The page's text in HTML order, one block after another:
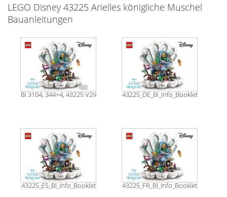
LEGO Disney 43225 Arielles königliche Muschel
Bauanleitungen
BI 3104, 344+4, 43225 V29 43225_DE_BI_Info_Booklet
43225_ES_BI_Info_Booklet 43225_FR_BI_Info_Booklet